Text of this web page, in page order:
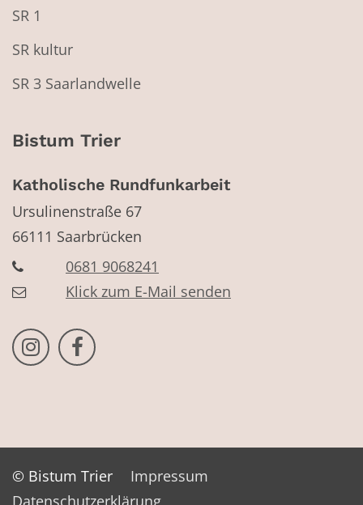
SR 1
SR kultur
SR 3 Saarlandwelle
Bistum Trier
Katholische Rundfunkarbeit
Ursulinenstraße 67
66111 Saarbrücken
0681 9068241
Klick zum E-Mail senden
Bistum Trier auf Instragram
Bistum Trier auf Facebook
© Bistum Trier
Impressum
Datenschutzerklärung